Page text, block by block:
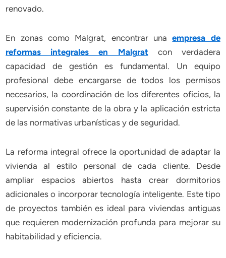
renovado.
En zonas como Malgrat, encontrar unaempresa de
reformas integrales en Malgrat con verdadera
capacidad de gestión es fundamental. Un equipo
profesional debe encargarse de todos los permisos
necesarios, la coordinación de los diferentes oficios, la
supervisión constante de la obra y la aplicación estricta
de las normativas urbanísticas y de seguridad.
La reforma integral ofrece la oportunidad de adaptar la
vivienda al estilo personal de cada cliente. Desde
ampliar espacios abiertos hasta crear dormitorios
adicionales o incorporar tecnología inteligente. Este tipo
de proyectos también es ideal para viviendas antiguas
que requieren modernización profunda para mejorar su
habitabilidad y eficiencia.